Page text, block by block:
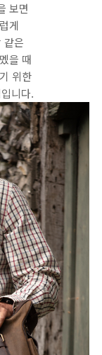
보면
게
같은
을 때
위한
니다.